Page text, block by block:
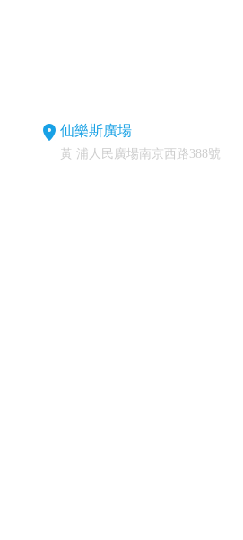
仙樂斯廣場
黃 浦人民廣場南京西路388號